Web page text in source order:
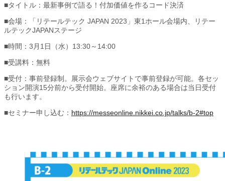
■タイトル：最新事例で語る！付加価値を作るコード決済
■会場：「リテールテック JAPAN 2023」東1ホール会場内、リテー
ルテックJAPANステージ
■時間：3月1日（水）13:30～14:00
■受講料：無料
■受付：事前登録制。展示会ウェブサイトで事前登録が可能。各セッ
ション開演15分前から受付開始。座席に余裕のある場合は当日受付
も行います。
■セミナー申し込む： https://messeonline.nikkei.co.jp/talks/b-2#top